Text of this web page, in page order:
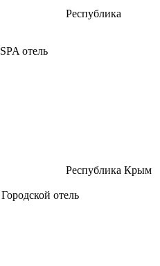
Республика
SPA отель
Республика Крым
Городской отель